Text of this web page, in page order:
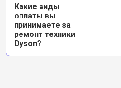
Какие виды
оплаты вы
принимаете за
ремонт техники
Dyson?